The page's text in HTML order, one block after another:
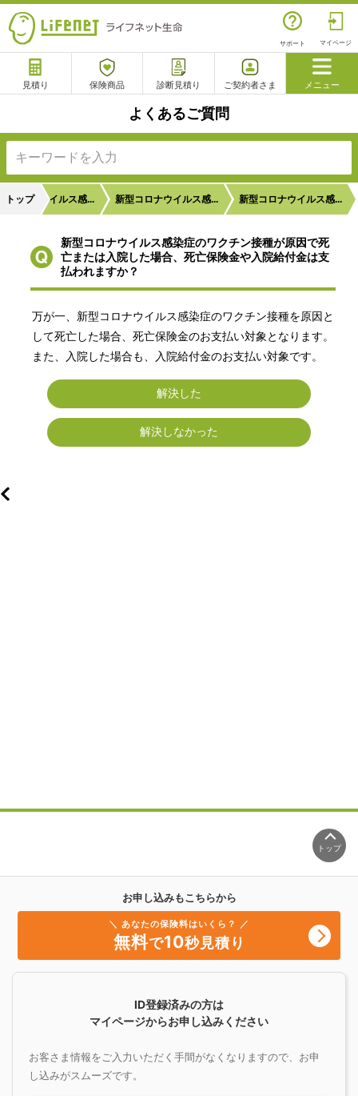
サポート マイページ
見積り 保険商品 診断見積り ご契約者さま メニュー
チャットサポート 電話で相談 相談予約 よくあるご質問
よくあるご質問
トップ
コロナウイルス感... 新型コロナウイルス感... 新型コロナウイルス感...
新型コロナウイルス感染症のワクチン接種が原因で死
亡または入院した場合、死亡保険金や入院給付金は支
払われますか？
万が一、新型コロナウイルス感染症のワクチン接種を原因と
して死亡した場合、死亡保険金のお支払い対象となります。
また、入院した場合も、入院給付金のお支払い対象です。
解決した
解決しなかった
トップ
お申し込みもこちらから
＼ あなたの保険料はいくら？ ／
無料で10秒見積り
ID登録済みの方は
マイページからお申し込みください
お客さま情報をご入力いただく手間がなくなりますので、お申
し込みがスムーズです。